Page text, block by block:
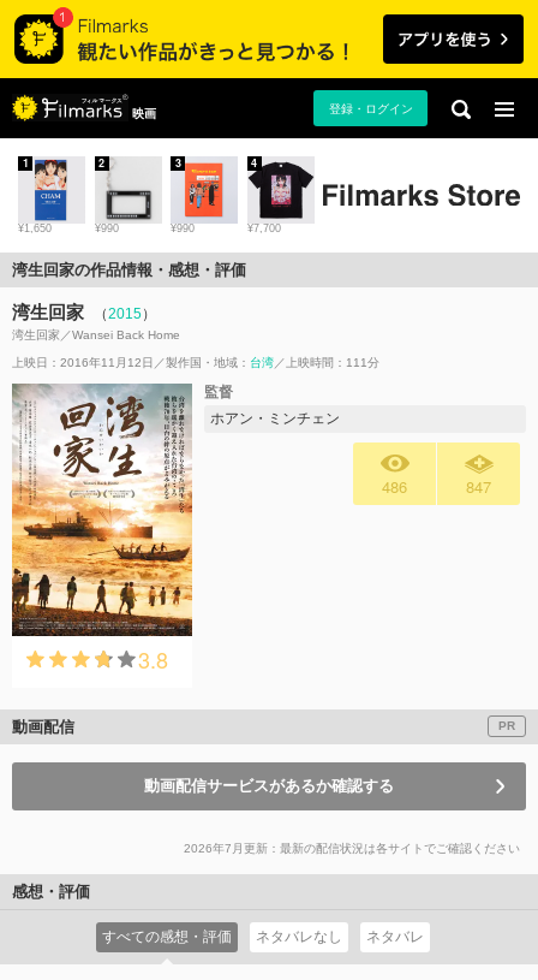
映画 登録・ログイン
¥1,650
1
¥990
2
¥990
3
¥7,700
4
湾生回家の作品情報・感想・評価
湾生回家 （2015）
湾生回家／Wansei Back Home
上映日：2016年11月12日 製作国・地域： 台湾 上映時間：111分
3.8
監督
ホアン・ミンチェン
486 847
動画配信 PR
動画配信サービスがあるか確認する
2026年7月更新：最新の配信状況は各サイトでご確認ください
感想・評価
すべての感想・評価 ネタバレなし ネタバレ